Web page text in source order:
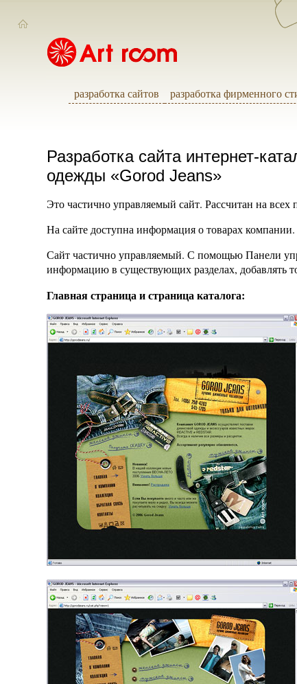
разработка сайтов разработка фирменного
Разработка сайта интернет-
одежды «Gorod Jeans»
Это частично управляемый сайт. Рассчитан на
На сайте доступна информация о товарах компании.
Сайт частично управляемый. С помощью Панели
информацию в существующих разделах, добавлять
Главная страница и страница каталога: